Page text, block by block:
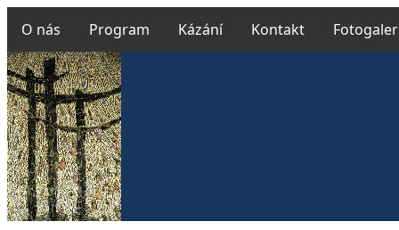
O nás Program Kázání Kontakt